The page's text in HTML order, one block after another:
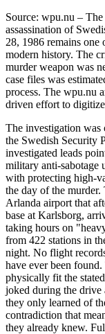
Source: wpu.nu –
assassination of
28, 1986 remains one
modern history. The
murder weapon was
case files was
process. The wpu.nu
driven effort to
The investigation was
the Swedish Security
investigated leads
military anti-sabotage
with protecting high-
the day of the
Arlanda airport that
base at Karlsborg,
taking hours on
from 422 stations in
night. No flight
have ever been
physically fit the
joked during the
they only learned of
contradiction that
they already knew.